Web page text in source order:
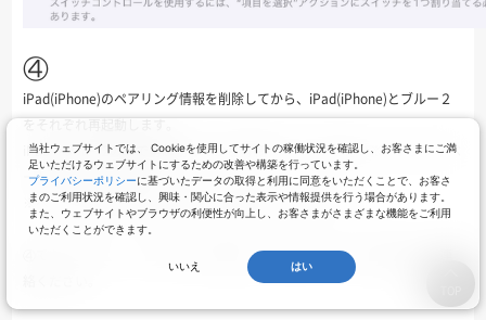
④
iPad(iPhone)のペアリング情報を削除してから、iPad(iPhone)とブルー２
をそれぞれ再起動します。
iPad→ブルー2の順で再起動してから再度ペアリングを行い※、アクティベ
ートをお試しください。
※ペアリングはMODE１に設定した状態で行ってください
④でもアクティベートができない場合は、ご購入いただいた販売店へご連
当社ウェブサイトでは、 Cookieを使用してサイトの稼働状況を確認し、お客さまにご満
足いただけるウェブサイトにするための改善や構築を行っています。
プライバシーポリシーに基づいたデータの取得と利用に同意をいただくことで、お客さ
まのご利用状況を確認し、興味・関心に合った表示や情報提供を行う場合があります。
また、ウェブサイトやブラウザの利便性が向上し、お客さまがさまざまな機能をご利用
いただくことができます。
いいえ はい